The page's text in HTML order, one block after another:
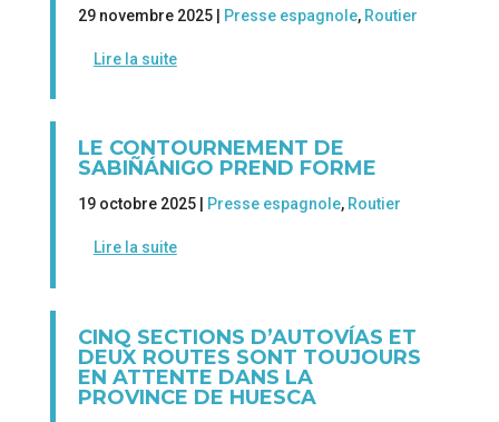
29 novembre 2025 | Presse espagnole, Routier
Lire la suite
LE CONTOURNEMENT DE
SABIÑÁNIGO PREND FORME
19 octobre 2025 | Presse espagnole, Routier
Lire la suite
CINQ SECTIONS D’AUTOVÍAS ET
DEUX ROUTES SONT TOUJOURS
EN ATTENTE DANS LA
PROVINCE DE HUESCA